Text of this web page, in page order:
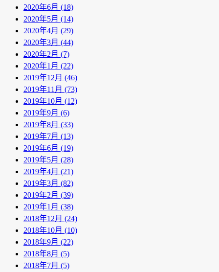
2020年6月 (18)
2020年5月 (14)
2020年4月 (29)
2020年3月 (44)
2020年2月 (7)
2020年1月 (22)
2019年12月 (46)
2019年11月 (73)
2019年10月 (12)
2019年9月 (6)
2019年8月 (33)
2019年7月 (13)
2019年6月 (19)
2019年5月 (28)
2019年4月 (21)
2019年3月 (82)
2019年2月 (39)
2019年1月 (38)
2018年12月 (24)
2018年10月 (10)
2018年9月 (22)
2018年8月 (5)
2018年7月 (5)